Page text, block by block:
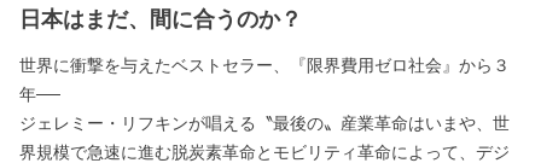
日本はまだ、間に合うのか？
世界に衝撃を与えたベストセラー、『限界費用ゼロ社会』から３
年──
ジェレミー・リフキンが唱える〝最後の〟産業革命はいまや、世
界規模で急速に進む脱炭素革命とモビリティ革命によって、デジ